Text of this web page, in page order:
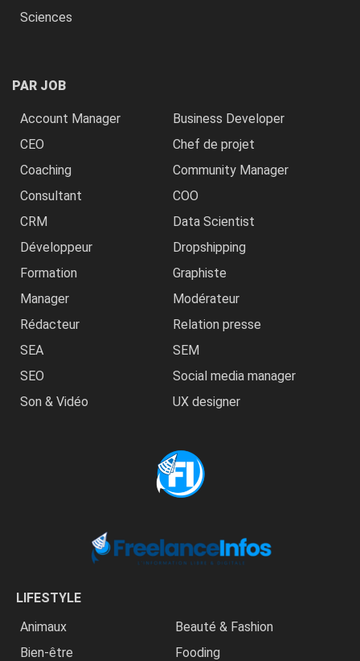
Sciences
PAR JOB
Account Manager
Business Developer
CEO
Chef de projet
Coaching
Community Manager
Consultant
COO
CRM
Data Scientist
Développeur
Dropshipping
Formation
Graphiste
Manager
Modérateur
Rédacteur
Relation presse
SEA
SEM
SEO
Social media manager
Son & Vidéo
UX designer
LIFESTYLE
Animaux
Beauté & Fashion
Bien-être
Fooding